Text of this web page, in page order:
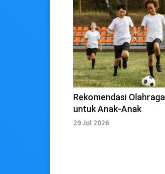
Rekomendasi Olahraga
untuk Anak-Anak
29 Jul 2026